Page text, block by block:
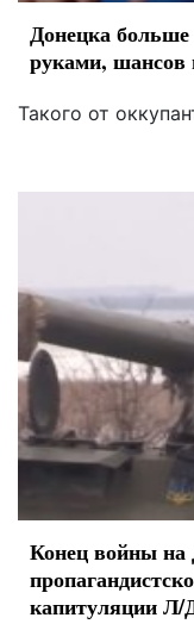
Донецка
руками, шансов
Такого от
Конец войны на
капитуляции